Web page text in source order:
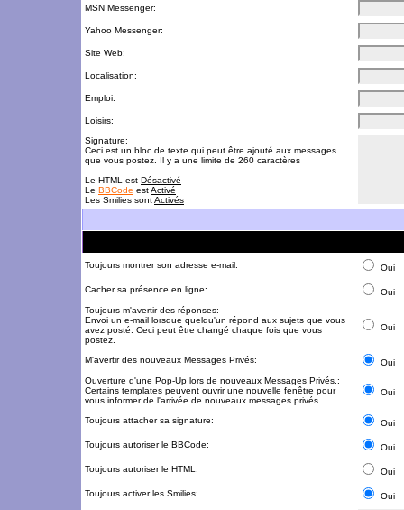
MSN Messenger:
Yahoo Messenger:
Site Web:
Localisation:
Emploi:
Loisirs:
Signature:
Ceci est un bloc de texte qui peut être ajouté aux messages
que vous postez. Il y a une limite de 260 caractères
Le HTML est Désactivé
Le BBCode estActivé
Les Smilies sontActivés
Toujours montrer son adresse e-mail: Oui
Cacher sa présence en ligne:
Oui
Toujours m'avertir des réponses:
Envoi un e-mail lorsque quelqu'un répond aux sujets que vous
avez posté. Ceci peut être changé chaque fois que vous
postez.
Oui
M'avertir des nouveaux Messages Privés:
Oui
Ouverture d'une Pop-Up lors de nouveaux Messages Privés.:
Certains templates peuvent ouvrir une nouvelle fenêtre pour
vous informer de l'arrivée de nouveaux messages privés
Oui
Toujours attacher sa signature: Oui
Toujours autoriser le BBCode: Oui
Toujours autoriser le HTML: Oui
Toujours activer les Smilies:
Oui